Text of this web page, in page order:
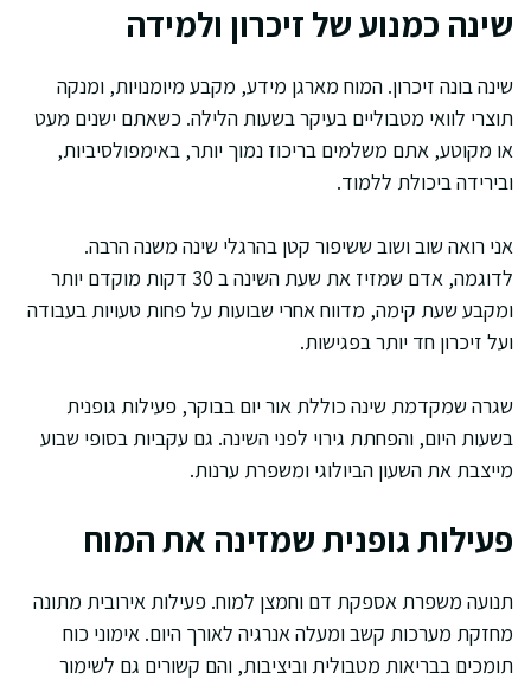
שינה כמנוע של זיכרון ולמידה
שינה בונה זיכרון. המוח מארגן מידע, מקבע מיומנויות, ומנקה
תוצרי לוואי מטבוליים בעיקר בשעות הלילה. כשאתם ישנים מעט
או מקוטע, אתם משלמים בריכוז נמוך יותר, באימפולסיביות,
ובירידה ביכולת ללמוד.
אני רואה שוב ושוב ששיפור קטן בהרגלי שינה משנה הרבה.
לדוגמה, אדם שמזיז את שעת השינה ב 30 דקות מוקדם יותר
ומקבע שעת קימה, מדווח אחרי שבועות על פחות טעויות בעבודה
ועל זיכרון חד יותר בפגישות.
שגרה שמקדמת שינה כוללת אור יום בבוקר, פעילות גופנית
בשעות היום, והפחתת גירוי לפני השינה. גם עקביות בסופי שבוע
מייצבת את השעון הביולוגי ומשפרת ערנות.
פעילות גופנית שמזינה את המוח
תנועה משפרת אספקת דם וחמצן למוח. פעילות אירובית מתונה
מחזקת מערכות קשב ומעלה אנרגיה לאורך היום. אימוני כוח
תומכים בבריאות מטבולית וביציבות, והם קשורים גם לשימור